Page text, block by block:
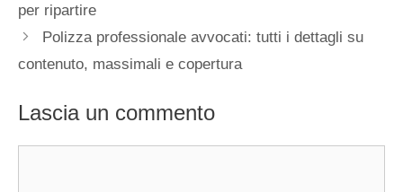
per ripartire
Polizza professionale avvocati: tutti i dettagli su
contenuto, massimali e copertura
Lascia un commento